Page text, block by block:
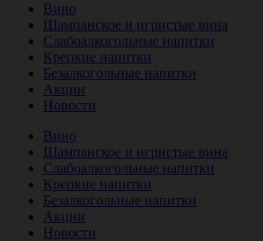
Вино
Шампанское и игристые вина
Слабоалкогольные напитки
Крепкие напитки
Безалкогольные напитки
Акции
Новости
Вино
Шампанское и игристые вина
Слабоалкогольные напитки
Крепкие напитки
Безалкогольные напитки
Акции
Новости